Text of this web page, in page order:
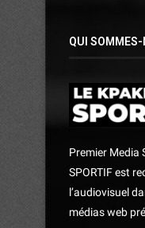
QUI
Premier Media
SPORTIF est
l’audiovisuel
médias web